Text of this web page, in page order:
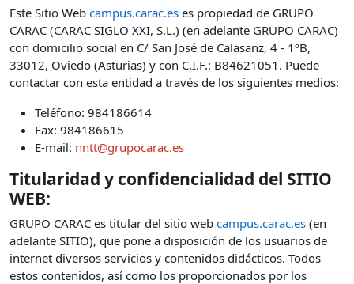
Este Sitio Web campus.carac.es es propiedad de GRUPO
CARAC (CARAC SIGLO XXI, S.L.) (en adelante GRUPO CARAC)
con domicilio social en C/ San José de Calasanz, 4 - 1ºB,
33012, Oviedo (Asturias) y con C.I.F.: B84621051. Puede
contactar con esta entidad a través de los siguientes medios:
Teléfono: 984186614
Fax: 984186615
E-mail: nntt@grupocarac.es
Titularidad y confidencialidad del SITIO
WEB:
GRUPO CARAC es titular del sitio web campus.carac.es (en
adelante SITIO), que pone a disposición de los usuarios de
internet diversos servicios y contenidos didácticos. Todos
estos contenidos, así como los proporcionados por los